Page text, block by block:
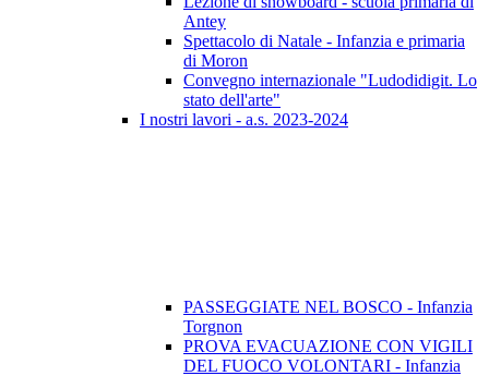
Antey
Spettacolo di Natale - Infanzia e primaria
di Moron
Convegno internazionale "Ludodidigit. Lo
stato dell'arte"
I nostri lavori - a.s. 2023-2024
PASSEGGIATE NEL BOSCO - Infanzia
Torgnon
PROVA EVACUAZIONE CON VIGILI
DEL FUOCO VOLONTARI - Infanzia